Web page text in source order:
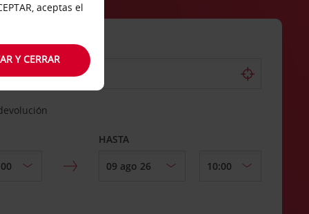
HASTA
aceptas el
Y CERRAR